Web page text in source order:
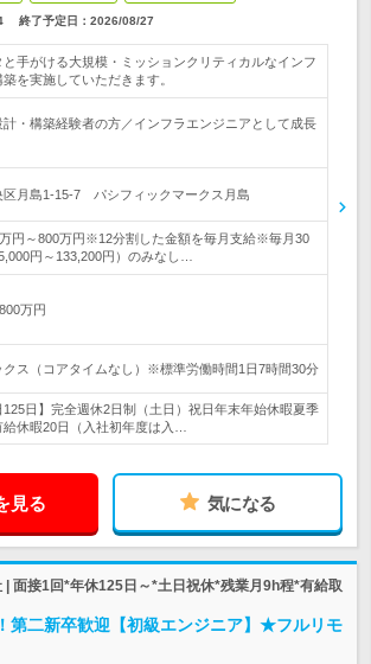
終了予定日： 2026/08/27
と手がける大規模・ミッションクリティカルなインフ
を実施していただきます。
計・構築経験者の方／インフラエンジニアとして成長
区月島1-15-7 パシフィックマークス月島
円～800万円※12分割した金額を毎月支給※毎月30
円～133,200円）のみなし…
万円
クス（コアタイムなし）※標準労働時間1日7時間30分
125日】完全週休2日制（土日）祝日年末年始休暇夏季
休暇20日（入社初年度は入…
見る 気になる
面接1回*年休125日～*土日祝休*残業月9h程*有給取
第二新卒歓迎【初級エンジニア】★フルリモ